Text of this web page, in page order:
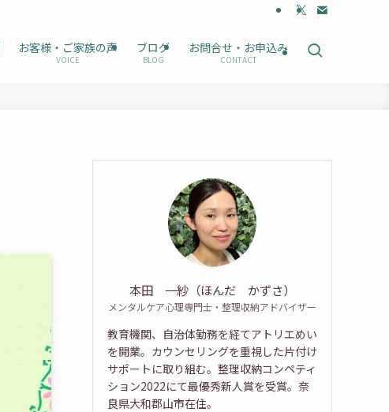
お客様・ご家族の声
VOICE
ブログ
BLOG
お問合せ・お申込み
CONTACT
本田 一紗（ほんだ かずさ）
メンタルケア心理専門士・整理収納アドバイザー
教育機関、自治体勤務を経てアトリエめい
を開業。カウンセリングを重視した片付け
サポートに取り組む。整理収納コンペティ
ション2022にて最優秀新人賞を受賞。奈
良県大和郡山市在住。